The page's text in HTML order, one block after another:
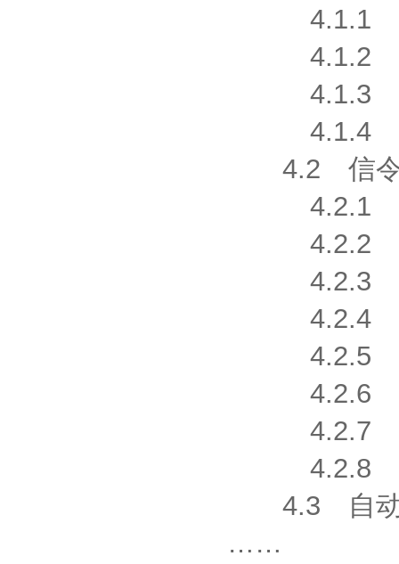
4.1.1
4.1.2
4.1.3
4.1.4
4.2 信令
4.2.1
4.2.2
4.2.3
4.2.4
4.2.5
4.2.6
4.2.7
4.2.8
4.3 自动
……